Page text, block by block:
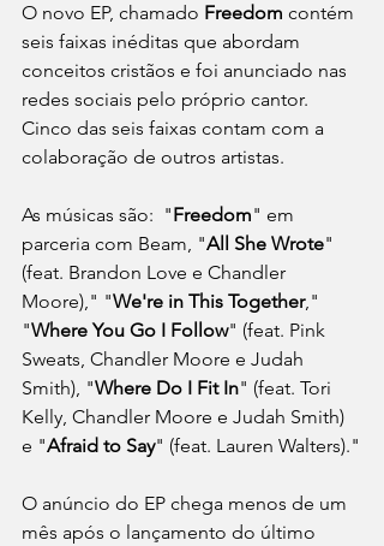
O novo EP, chamado Freedom contém
seis faixas inéditas que abordam
conceitos cristãos e foi anunciado nas
redes sociais pelo próprio cantor.
Cinco das seis faixas contam com a
colaboração de outros artistas.
As músicas são:  "Freedom" em
parceria com Beam, "All She Wrote"
(feat. Brandon Love e Chandler
Moore)," "We're in This Together,"
"Where You Go I Follow" (feat. Pink
Sweats, Chandler Moore e Judah
Smith), "Where Do I Fit In" (feat. Tori
Kelly, Chandler Moore e Judah Smith)
e "Afraid to Say" (feat. Lauren Walters)."
O anúncio do EP chega menos de um
mês após o lançamento do último